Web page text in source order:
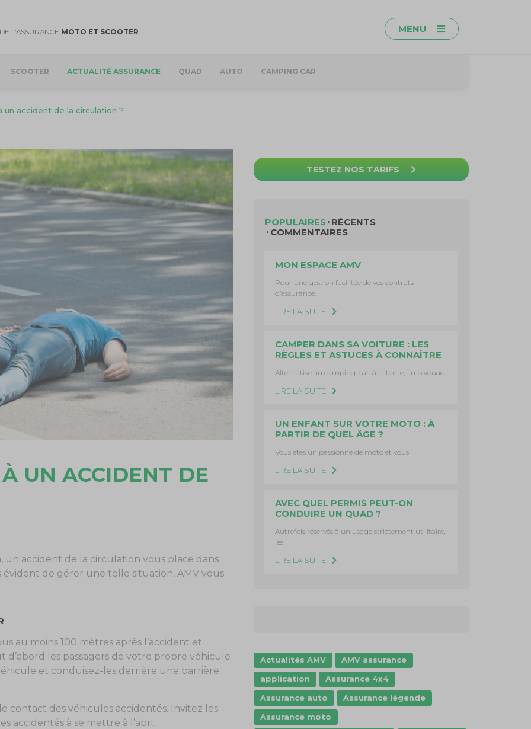
DE L’ASSURANCE MOTO ET SCOOTER MENU
SCOOTER ACTUALITÉ ASSURANCE QUAD AUTO CAMPING CAR
un accident de la circulation ?
UN ACCIDENT DE
accident de la circulation vous place dans
évident de gérer une telle situation, AMV vous
au moins 100 mètres après l’accident et
les passagers de votre propre véhicule
et conduisez-les derrière une barrière
contact des véhicules accidentés. Invitez les
accidentés à se mettre à l’abri.
TESTEZ NOS TARIFS
POPULAIRES RÉCENTS
COMMENTAIRES
MON ESPACE AMV
Pour une gestion facilitée de vos contrats
d’assurance,
LIRE LA SUITE
CAMPER DANS SA VOITURE : LES
RÈGLES ET ASTUCES À CONNAÎTRE
Alternative au camping-car, à la tente, au bivouac
LIRE LA SUITE
UN ENFANT SUR VOTRE MOTO : À
PARTIR DE QUEL ÂGE ?
Vous êtes un passionné de moto et vous
LIRE LA SUITE
AVEC QUEL PERMIS PEUT-ON
CONDUIRE UN QUAD ?
Autrefois réservés à un usage strictement utilitaire,
les
LIRE LA SUITE
Actualités AMV
AMV assurance
application
Assurance 4x4
Assurance auto
Assurance légende
Assurance moto